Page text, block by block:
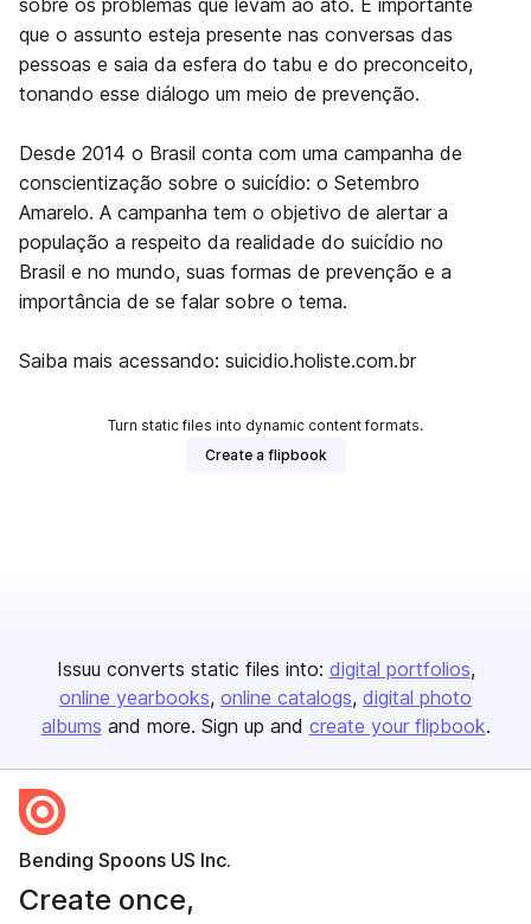
sobre os problemas que levam ao ato. É importante
que o assunto esteja presente nas conversas das
pessoas e saia da esfera do tabu e do preconceito,
tonando esse diálogo um meio de prevenção.
Desde 2014 o Brasil conta com uma campanha de
conscientização sobre o suicídio: o Setembro
Amarelo. A campanha tem o objetivo de alertar a
população a respeito da realidade do suicídio no
Brasil e no mundo, suas formas de prevenção e a
importância de se falar sobre o tema.
Saiba mais acessando: suicidio.holiste.com.br
Turn static files into dynamic content formats.
Create a flipbook
Issuu converts static files into: digital portfolios
online yearbooks online catalogs digital photo
albums and more. Sign up and create your flipbook.
Bending Spoons US Inc.
Create once,